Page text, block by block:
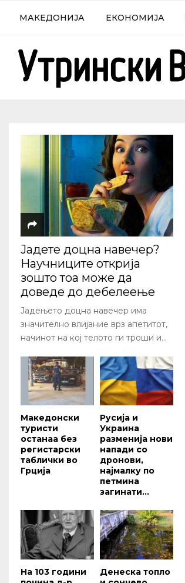
МАКЕДОНИЈА ЕКОНОМИЈА
Јадете доцна навечер?
Научниците открија
зошто тоа може да
доведе до дебелеење
Јадењето доцна навечер има
значително влијание врз апетитот,
начинот на кој телото ги троши и...
Македонски
туристи
останаа без
регистарски
таблички во
Грција
Русија и
Украина
разменија нови
напади со
дронови,
најмалку по
петмина
загинати...
На 103 години
Денеска топло